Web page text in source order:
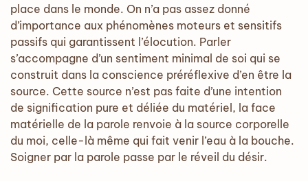
place dans le monde. On n’a pas assez donné
d’importance aux phénomènes moteurs et sensitifs
passifs qui garantissent l’élocution. Parler
s’accompagne d’un sentiment minimal de soi qui se
construit dans la conscience préréflexive d’en être la
source. Cette source n’est pas faite d’une intention
de signification pure et déliée du matériel, la face
matérielle de la parole renvoie à la source corporelle
du moi, celle-là même qui fait venir l’eau à la bouche.
Soigner par la parole passe par le réveil du désir.